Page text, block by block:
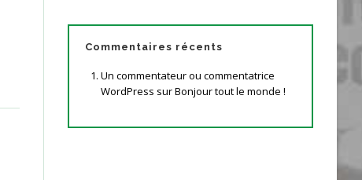
Commentaires récents
Un commentateur ou commentatrice
WordPress surBonjour tout le monde !